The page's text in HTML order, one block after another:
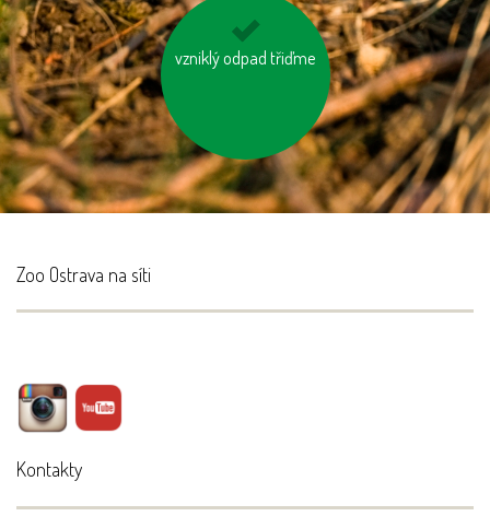
vzniklý odpad třiďme
nespalujme odpady
Zoo Ostrava na síti
Kontakty